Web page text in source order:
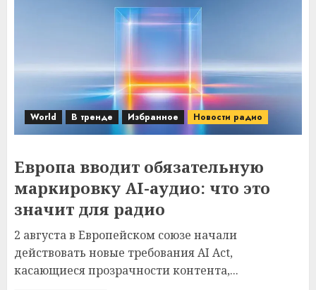
World В тренде Избранное Новости радио
Европа вводит обязательную
маркировку AI-аудио: что это
значит для радио
2 августа в Европейском союзе начали
действовать новые требования AI Act,
касающиеся прозрачности контента,...